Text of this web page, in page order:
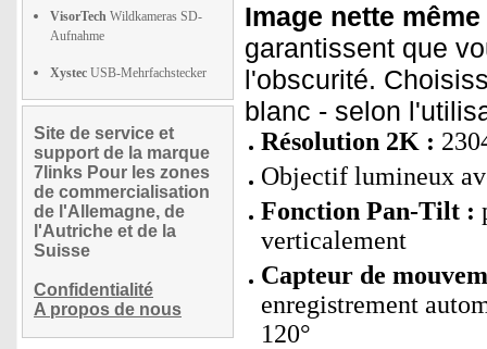
VisorTech Wildkameras SD-
Aufnahme
Xystec USB-Mehrfachstecker
Site de service et
support de la marque
7links Pour les zones
de commercialisation
de l'Allemagne, de
l'Autriche et de la
Suisse
Confidentialité
A propos de nous
Image nette
garantissent que
l'obscurité.
blanc - selon
Résolution 2K :
Objectif lumineux
Fonction Pan-Tilt :
verticalement
Capteur de
enregistrement
120°